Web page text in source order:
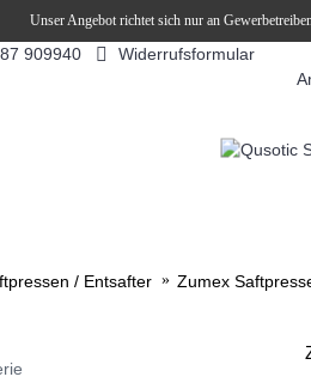
Unser Angebot richtet sich nur an
909940
Widerrufsformular
/ Entsafter Zumex